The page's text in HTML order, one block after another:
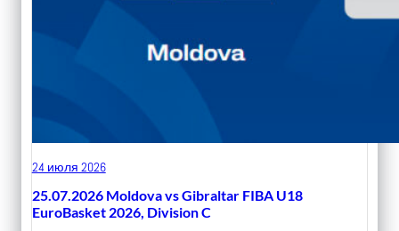
24 июля 2026
25.07.2026 Moldova vs Gibraltar FIBA U18
EuroBasket 2026, Division C